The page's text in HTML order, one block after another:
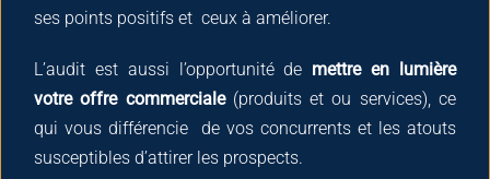
ses points positifs et ceux à améliorer.
L’audit est aussi l’opportunité de mettre en lumière
votre offre commerciale(produits et ou services), ce
qui vous différencie de vos concurrents et les atouts
susceptibles d’attirer les prospects.